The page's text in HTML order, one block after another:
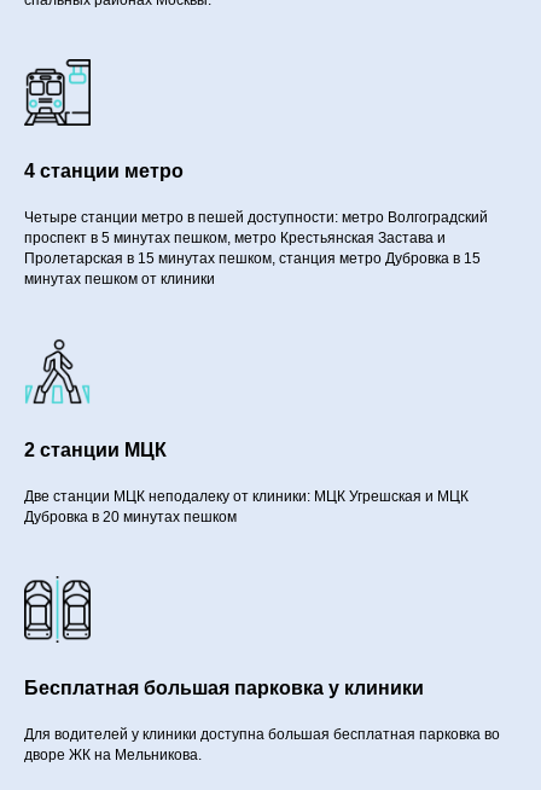
4 станции метро
Четыре станции метро в пешей доступности: метро Волгоградский
проспект в 5 минутах пешком, метро Крестьянская Застава и
Пролетарская в 15 минутах пешком, станция метро Дубровка в 15
минутах пешком от клиники
2 станции МЦК
Две станции МЦК неподалеку от клиники: МЦК Угрешская и МЦК
Дубровка в 20 минутах пешком
Бесплатная большая парковка у клиники
Для водителей у клиники доступна большая бесплатная парковка во
дворе ЖК на Мельникова.